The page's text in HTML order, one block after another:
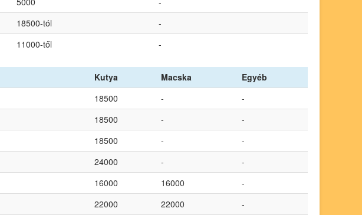
18500-tól
-
11000-től -
Kutya Macska
Egyéb
18500 -
-
18500 -
-
18500 -
-
24000 -
-
16000 16000
-
22000 22000
-